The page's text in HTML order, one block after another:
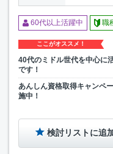
60代以上活躍中 職
ここがオススメ！
40代のミドル世代を中心に
です！
あんしん資格取得キャンペ
施中！
検討リストに追